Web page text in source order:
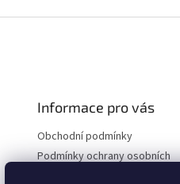
Informace pro vás
Obchodní podmínky
Podmínky ochrany osobních